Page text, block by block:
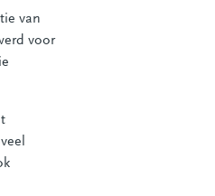
van
voor